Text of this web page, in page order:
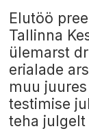
Elutöö
Tallinna
ülemarst
erialade
muu
testimise
teha julgelt